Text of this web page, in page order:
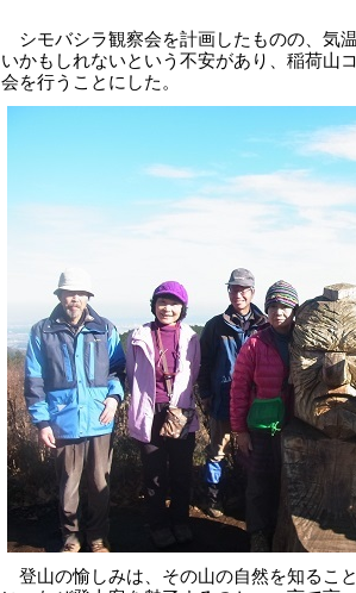
シモバシラ観察会を計画したものの、気
いかもしれないという不安があり、稲荷山
会を行うことにした。
登山の愉しみは、その山の自然を知るこ